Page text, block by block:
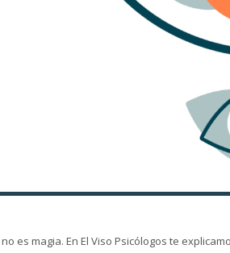
es magia. En El Viso Psicólogos te